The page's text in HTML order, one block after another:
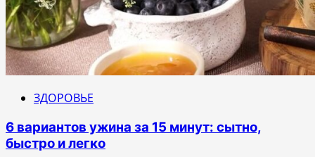
ЗДОРОВЬЕ
6 вариантов ужина за 15 минут: сытно,
быстро и легко